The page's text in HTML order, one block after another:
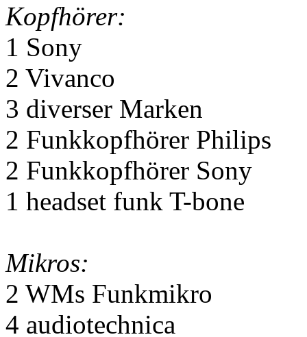
Kopfhörer:
1 Sony
2 Vivanco
3 diverser Marken
2 Funkkopfhörer Philips
2 Funkkopfhörer Sony
1 headset funk T-bone
Mikros:
2 WMs Funkmikro
4 audiotechnica